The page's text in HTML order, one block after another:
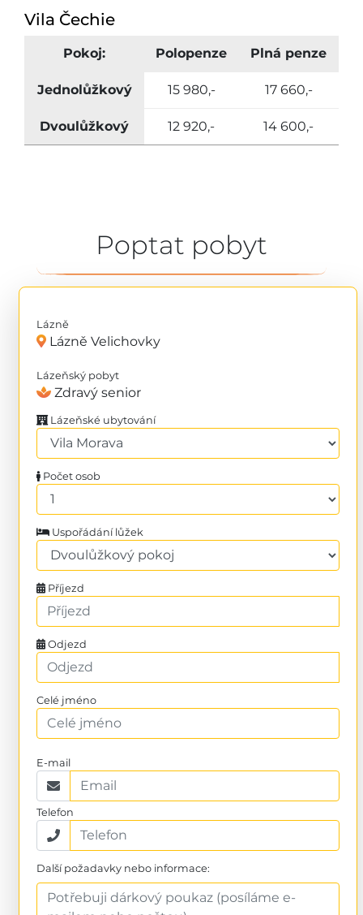
Vila Čechie
Pokoj: Polopenze Plná penze
Jednolůžkový 15 980,- 17 660,-
Dvoulůžkový 12 920,- 14 600,-
Poptat pobyt
Lázně
Lázně Velichovky
Lázeňský pobyt
Zdravý senior
Lázeňské ubytování
Počet osob
Uspořádání lůžek
Příjezd
Odjezd
Celé jméno
E-mail
Telefon
Další požadavky nebo informace: